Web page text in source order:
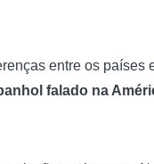
entre os países
falado na